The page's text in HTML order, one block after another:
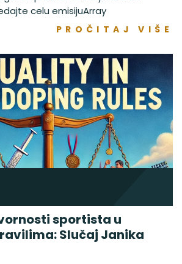
celu emisijuArray
PROČITAJ VIŠE
sportista u
Slučaj Janika